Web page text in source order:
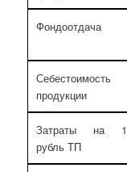
Фондоотдача
Себестоимость
продукции
Затраты на 1
рубль ТП